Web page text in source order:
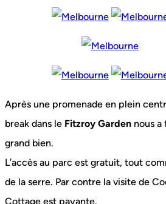
Après une promenade en plein
break dans le Fitzroy Garden nous a
grand bien.
L’accès au parc est gratuit, tout
de la serre. Par contre la visite de
Cottage est payante.